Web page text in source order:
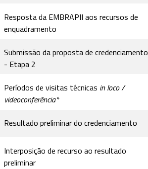
Resposta da EMBRAPII aos recursos de
enquadramento
Submissão da proposta de credenciamento
- Etapa 2
Períodos de visitas técnicas in loco /
videoconferência*
Resultado preliminar do credenciamento
Interposição de recurso ao resultado
preliminar